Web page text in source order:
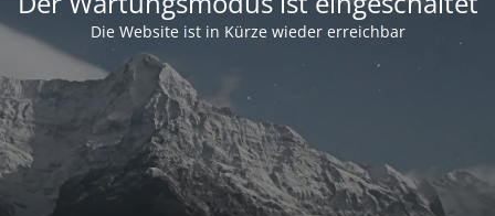
Die Website ist in Kürze wieder erreichbar